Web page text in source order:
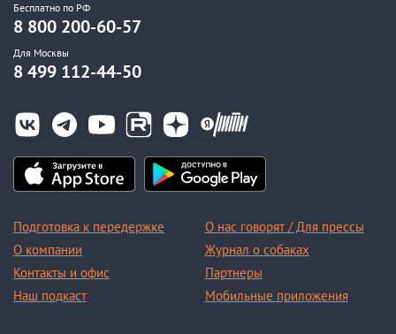
Бесплатно по РФ
8 800 200-60-57
Для Москвы
8 499 112-44-50
Подготовка к передержке
О компании
Контакты и офис
Наш подкаст
О нас говорят / Для прессы
Журнал о собаках
Партнеры
Мобильные приложения